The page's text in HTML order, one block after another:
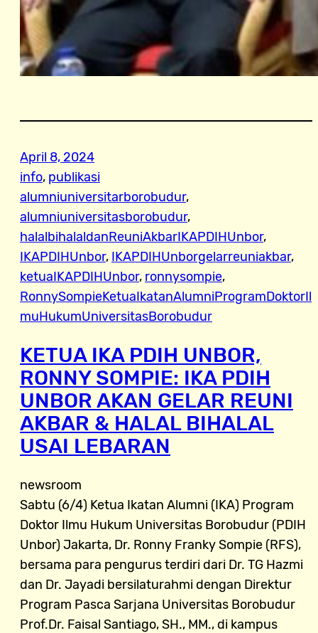
April 8, 2024
info, publikasi
alumniuniversitarborobudur
alumniuniversitasborobudur
halalbihalaldanReuniAkbarIKAPDIHUnbor
IKAPDIHUnbor, IKAPDIHUnborgelarreuniakbar
ketuaIKAPDIHUnbor, ronnysompie
RonnySompieKetuaIkatanAlumniProgramDoktorIl
muHukumUniversitasBorobudur
KETUA IKA PDIH UNBOR,
RONNY SOMPIE: IKA PDIH
UNBOR AKAN GELAR REUNI
AKBAR & HALAL BIHALAL
USAI LEBARAN
newsroom
Sabtu (6/4) Ketua Ikatan Alumni (IKA) Program
Doktor Ilmu Hukum Universitas Borobudur (PDIH
Unbor) Jakarta, Dr. Ronny Franky Sompie (RFS),
bersama para pengurus terdiri dari Dr. TG Hazmi
dan Dr. Jayadi bersilaturahmi dengan Direktur
Program Pasca Sarjana Universitas Borobudur
Prof.Dr. Faisal Santiago, SH., MM., di kampus